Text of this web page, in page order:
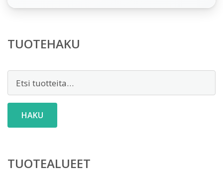
TUOTEHAKU
HAKU
TUOTEALUEET